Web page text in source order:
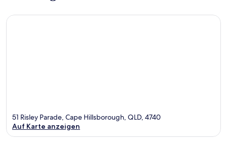
51 Risley Parade, Cape Hillsborough, QLD, 4740
Auf Karte anzeigen